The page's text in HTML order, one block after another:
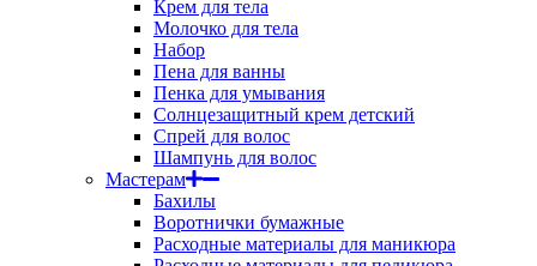
Крем для тела
Молочко для тела
Набор
Пена для ванны
Пенка для умывания
Солнцезащитный крем детский
Спрей для волос
Шампунь для волос
Мастерам
Бахилы
Воротнички бумажные
Расходные материалы для маникюра